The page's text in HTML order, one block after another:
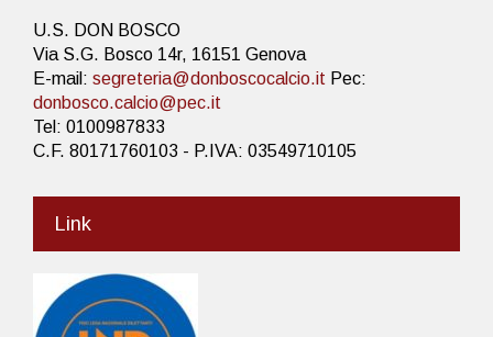
U.S. DON BOSCO
Via S.G. Bosco 14r, 16151 Genova
E-mail: segreteria@donboscocalcio.it Pec:
donbosco.calcio@pec.it
Tel: 0100987833
C.F. 80171760103 - P.IVA: 03549710105
Link